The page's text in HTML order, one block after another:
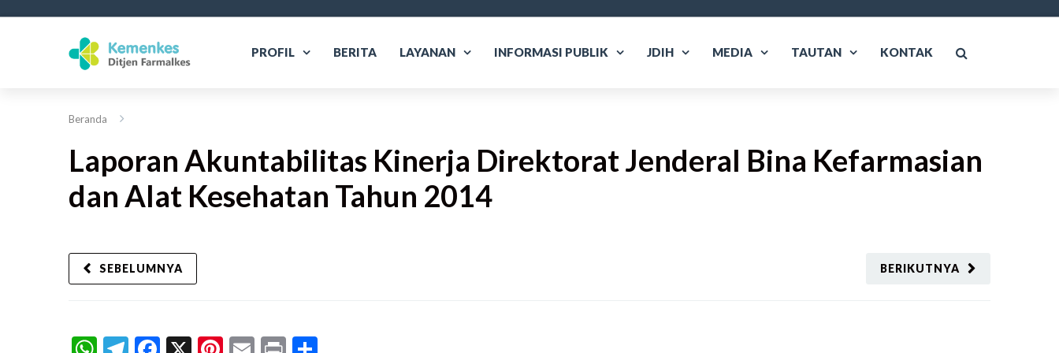
PROFIL BERITA LAYANAN INFORMASI PUBLIK JDIH MEDIA TAUTAN KONTAK
Beranda
Laporan Akuntabilitas Kinerja Direktorat Jenderal Bina Kefarmasian
dan Alat Kesehatan Tahun 2014
BERIKUTNYA
SEBELUMNYA